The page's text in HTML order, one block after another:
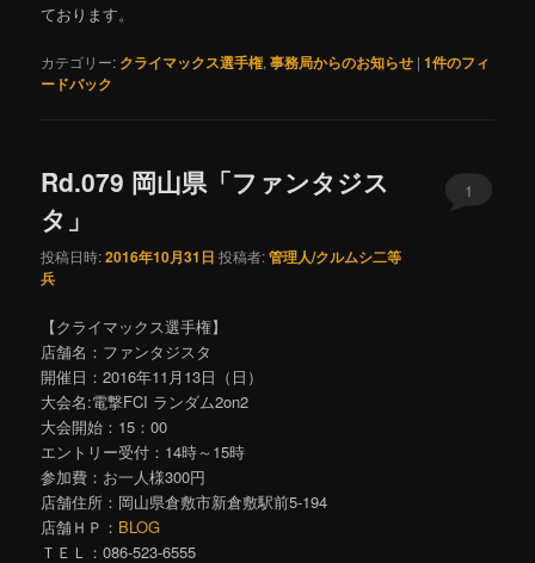
ております。
カテゴリー: クライマックス選手権,事務局からのお知らせ |1件のフィ
ードバック
Rd.079 岡山県「ファンタジス
タ」
投稿日時:2016年10月31日 投稿者:管理人/クルムシ二等
兵
1
【クライマックス選手権】
店舗名：ファンタジスタ
開催日：2016年11月13日（日）
大会名:電撃FCI ランダム2on2
大会開始：15：00
エントリー受付：14時～15時
参加費：お一人様300円
店舗住所：岡山県倉敷市新倉敷駅前5-194
店舗ＨＰ： BLOG
ＴＥＬ：086-523-6555